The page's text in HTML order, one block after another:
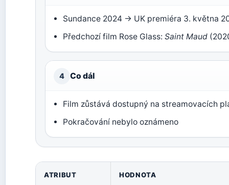
Sundance 2024 → UK premiéra 3. května
Předchozí film Rose Glass:Saint Maud
4 Co dál
Film zůstává dostupný na streamovacích
Pokračování nebylo oznámeno
ATRIBUT HODNOTA